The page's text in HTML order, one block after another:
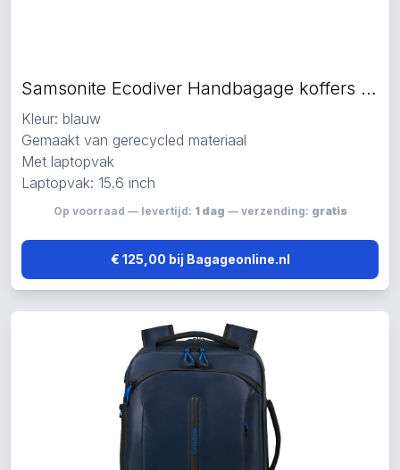
Samsonite Ecodiver Handbagage koffers blauw
Kleur: blauw
Gemaakt van gerecycled materiaal
Met laptopvak
Laptopvak: 15.6 inch
Op voorraad — levertijd: 1 dag — verzending: gratis
€ 125,00 bij Bagageonline.nl